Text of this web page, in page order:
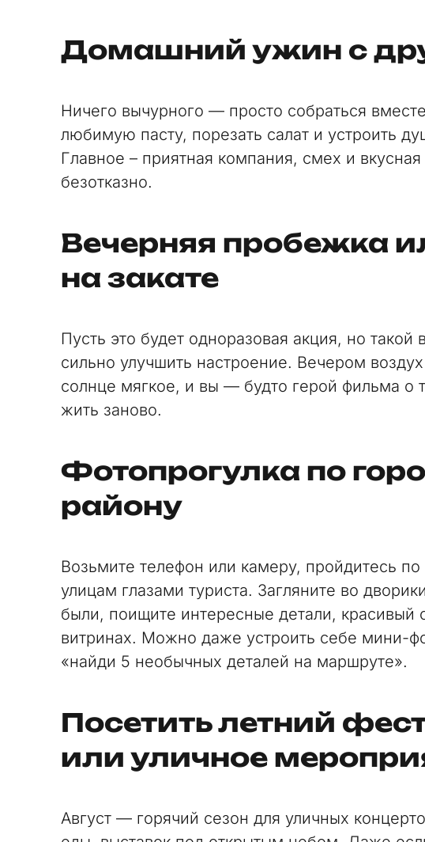
Домашний ужин с
Ничего вычурного — просто собраться
любимую пасту, порезать салат и устроить
Главное – приятная компания, смех и
безотказно.
Вечерняя пробежка
на закате
Пусть это будет одноразовая акция, но
сильно улучшить настроение. Вечером
солнце мягкое, и вы — будто герой фильма о
жить заново.
Фотопрогулка по
району
Возьмите телефон или камеру, пройдитесь
улицам глазами туриста. Загляните во
были, поищите интересные детали, красивый
витринах. Можно даже устроить себе мини-
«найди 5 необычных деталей на маршруте».
Посетить летний
или уличное
Август — горячий сезон для уличных